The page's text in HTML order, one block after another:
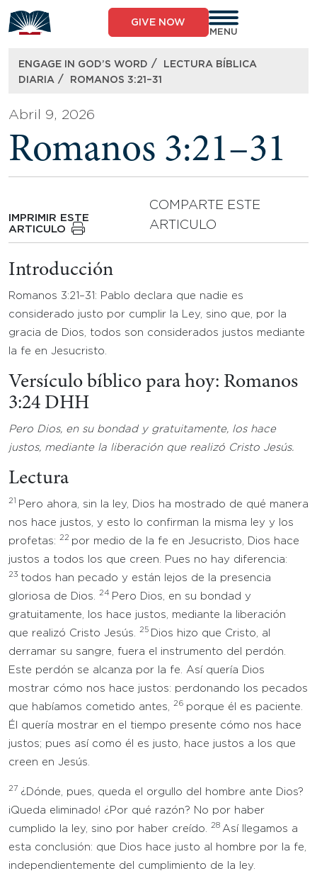
to
content
GIVE NOW
MENU
ENGAGE IN GOD’S WORD /
LECTURA BÍBLICA
DIARIA / ROMANOS 3:21–31
Abril 9, 2026
Romanos 3:21–31
IMPRIMIR ESTE
ARTICULO
COMPARTE ESTE
ARTICULO
Introducción
Romanos 3:21–31: Pablo declara que nadie es
considerado justo por cumplir la Ley, sino que, por la
gracia de Dios, todos son considerados justos mediante
la fe en Jesucristo.
Versículo bíblico para hoy: Romanos
3:24 DHH
Pero Dios, en su bondad y gratuitamente, los hace
justos, mediante la liberación que realizó Cristo Jesús.
Lectura
21
Pero ahora, sin la ley, Dios ha mostrado de qué manera
nos hace justos, y esto lo confirman la misma ley y los
profetas: 22 por medio de la fe en Jesucristo, Dios hace
justos a todos los que creen. Pues no hay diferencia:
23 todos han pecado y están lejos de la presencia
gloriosa de Dios.
24 Pero Dios, en su bondad y
gratuitamente, los hace justos, mediante la liberación
que realizó Cristo Jesús.
25
Dios hizo que Cristo, al
derramar su sangre, fuera el instrumento del perdón.
Este perdón se alcanza por la fe. Así quería Dios
mostrar cómo nos hace justos: perdonando los pecados
que habíamos cometido antes,
26 porque él es paciente.
Él quería mostrar en el tiempo presente cómo nos hace
justos; pues así como él es justo, hace justos a los que
creen en Jesús.
27 ¿Dónde, pues, queda el orgullo del hombre ante Dios?
¡Queda eliminado! ¿Por qué razón? No por haber
cumplido la ley, sino por haber creído.
28 Así llegamos a
esta conclusión: que Dios hace justo al hombre por la fe,
independientemente del cumplimiento de la ley.